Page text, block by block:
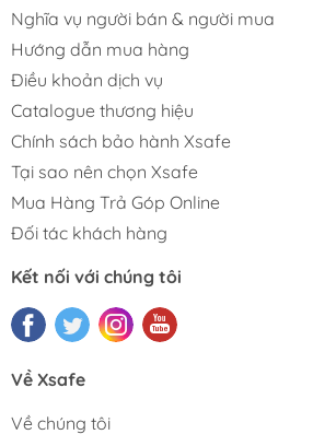
Nghĩa vụ người bán & người mua
Hướng dẫn mua hàng
Điều khoản dịch vụ
Catalogue thương hiệu
Chính sách bảo hành Xsafe
Tại sao nên chọn Xsafe
Mua Hàng Trả Góp Online
Đối tác khách hàng
Kết nối với chúng tôi
Về Xsafe
Về chúng tôi